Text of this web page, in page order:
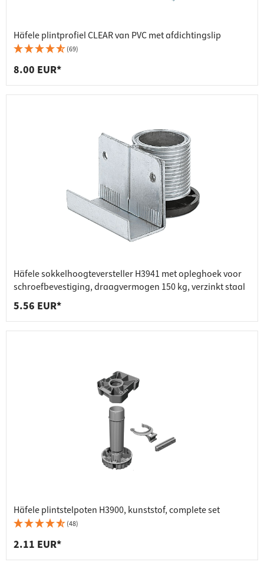
Häfele plintprofiel CLEAR van PVC met afdichtingslip
(69)
8.00 EUR*
Häfele sokkelhoogteversteller H3941 met opleghoek voor
schroefbevestiging, draagvermogen 150 kg, verzinkt staal
5.56 EUR*
Häfele plintstelpoten H3900, kunststof, complete set
(48)
2.11 EUR*